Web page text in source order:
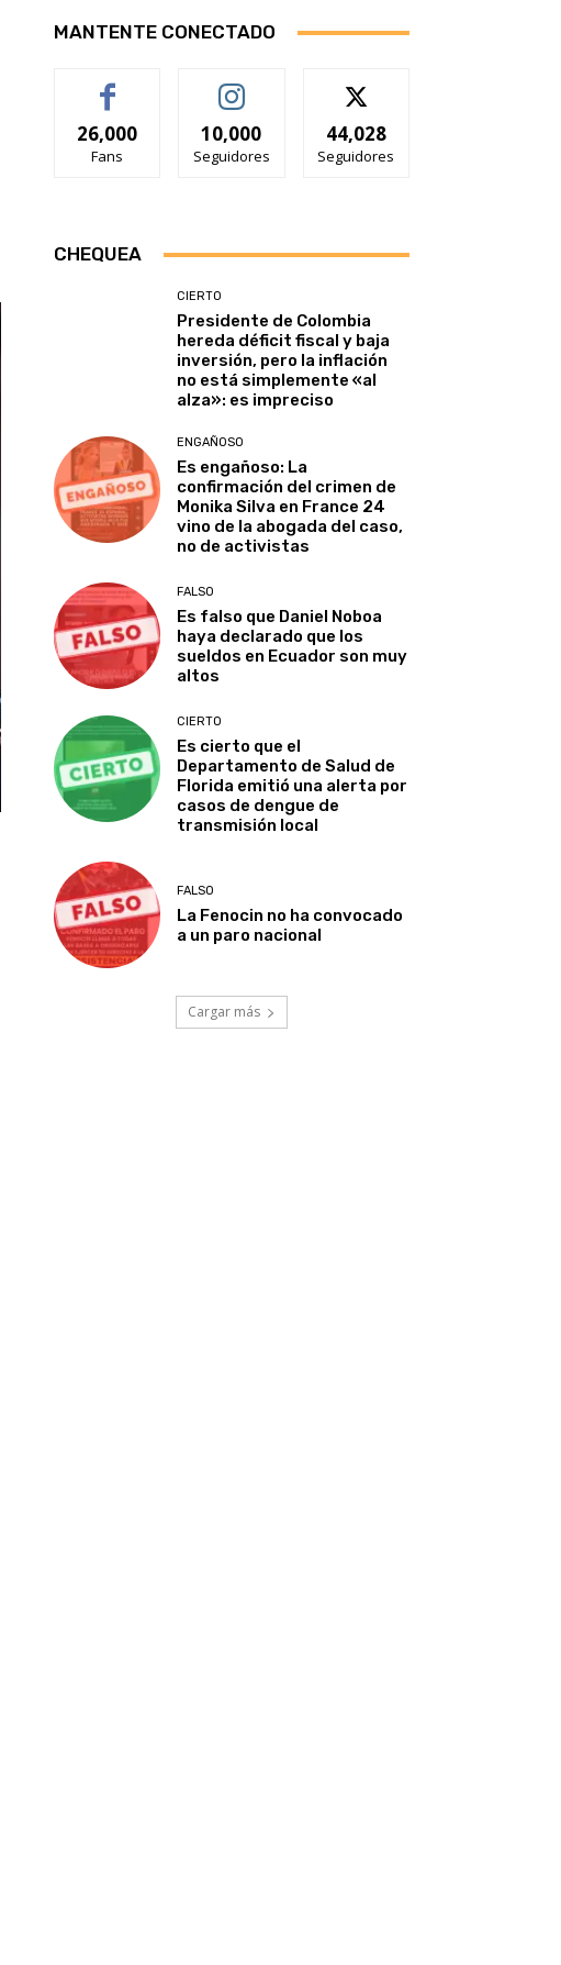
MANTENTE CONECTADO
26,000
Fans
10,000
Seguidores
44,028
Seguidores
CHEQUEA
CIERTO
Presidente de Colombia
hereda déficit fiscal y baja
inversión, pero la inflación
no está simplemente «al
alza»: es impreciso
ENGAÑOSO
Es engañoso: La
confirmación del crimen de
Monika Silva en France 24
vino de la abogada del caso,
no de activistas
FALSO
Es falso que Daniel Noboa
haya declarado que los
sueldos en Ecuador son muy
altos
CIERTO
Es cierto que el
Departamento de Salud de
Florida emitió una alerta por
casos de dengue de
transmisión local
FALSO
La Fenocin no ha convocado
a un paro nacional
Cargar más